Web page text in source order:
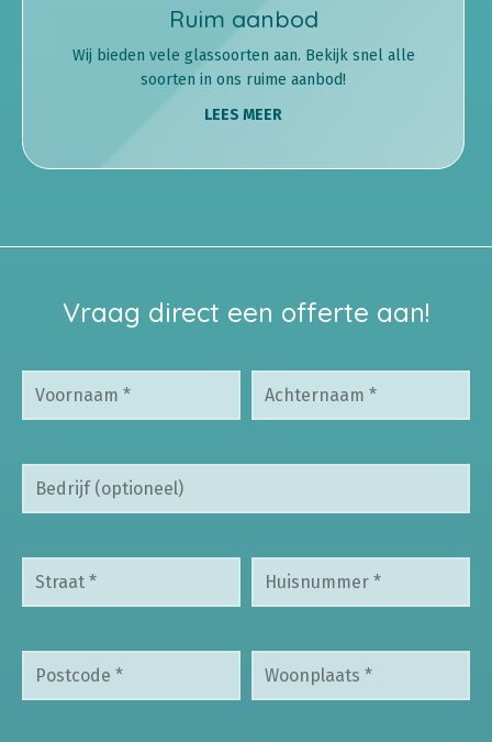
Ruim aanbod
Wij bieden vele glassoorten aan. Bekijk snel alle
soorten in ons ruime aanbod!
LEES MEER
Vraag direct een offerte aan!